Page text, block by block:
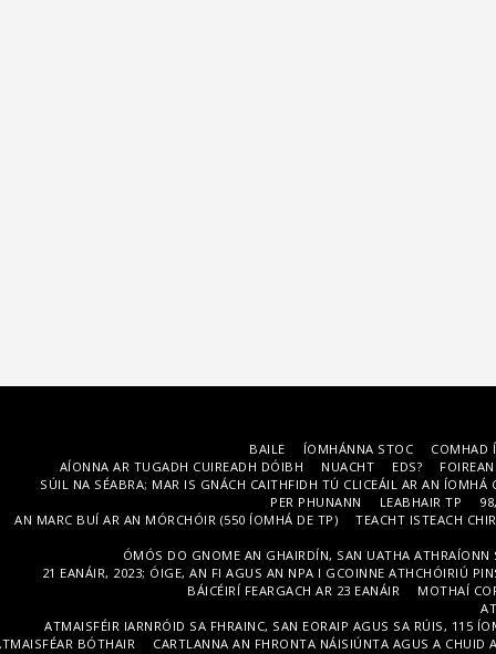
BAILE ÍOMHÁNNA STOC
COMHAD
AÍONNA AR TUGADH CUIREADH DÓIBH
NUACHT EDS?
SÚIL NA SÉABRA; MAR IS GNÁCH CAITHFIDH TÚ CLICEÁIL AR AN ÍOMHÁ
PER PHUNANN
LEABHAIR TP
AN MARC BUÍ AR AN MÓRCHÓIR (550 ÍOMHÁ DE TP)
TEACHT ISTEACH
ÓMÓS DO GNOME AN GHAIRDÍN, SAN UATHA
21 EANÁIR, 2023; ÓIGE, AN FI AGUS AN NPA I GCOINNE ATHCHÓIRIÚ
BÁICÉIRÍ FEARGACH AR 23 EANÁIR
MOTHAÍ
ATMAISFÉIR IARNRÓID SA FHRAINC, SAN EORAIP AGUS SA RÚIS, 115
BÓTHAIR
CARTLANNA AN FHRONTA NÁISIÚNTA AGUS A CHUID